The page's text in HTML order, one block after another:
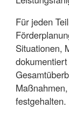
Für jeden
Situationen,
festgehalten.